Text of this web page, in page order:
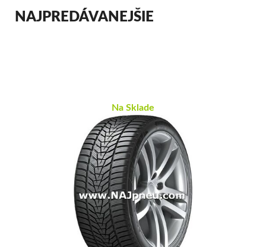
NAJPREDÁVANEJŠIE
Na Sklade